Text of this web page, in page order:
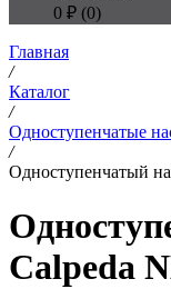
0 ₽ (0)
Главная
/
Каталог
/
Одноступенчатые
/
Одноступенчатый
Calpeda